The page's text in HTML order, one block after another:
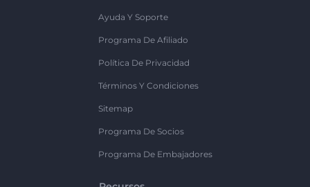
Ayuda Y Soporte
Programa De Afiliado
Política De Privacidad
Términos Y Condiciones
Sitemap
Programa De Socios
Programa De Embajadores